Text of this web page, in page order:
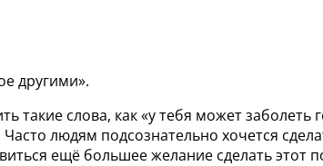
другими».
такие слова, как «у тебя может
Часто людям подсознательно хочется
ещё большее желание сделать этот